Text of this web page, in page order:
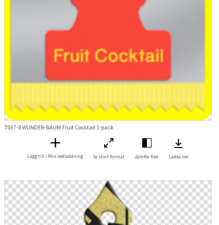
7037-8 WUNDER-BAUM Fruit Cocktail 1-pack
Lägg till i Min nedladdning Se stort format Jämför filer Ladda ner